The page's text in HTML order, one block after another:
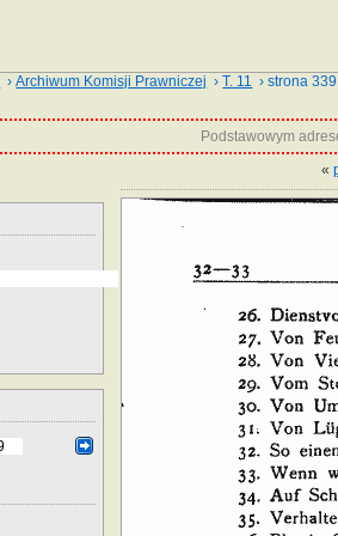
›Archiwum Komisji Prawniczej ›T. 11 › strona 339
Podstawowym
«